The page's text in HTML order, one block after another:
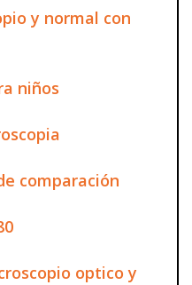
y normal con
niños
comparación
optico y